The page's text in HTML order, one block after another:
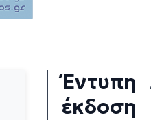
Έντυπη
έκδοση